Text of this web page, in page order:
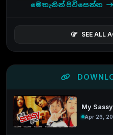
මෙතැනින් පිවිසෙන්න
SEE ALL
My
Apr 26,